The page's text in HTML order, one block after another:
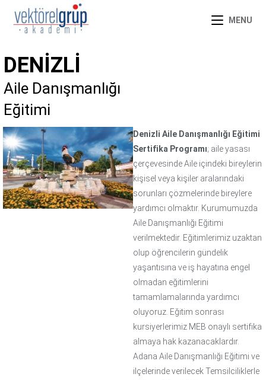
MENU
DENIZLI
Aile Danışmanlığı
Eğitimi
Denizli Aile Danışmanlığı Eğitimi
Sertifika Programı; aile yasası
çerçevesinde Aile içindeki bireylerin
kişisel veya kişiler aralarındaki
sorunları çözmelerinde bireylere
yardımcı olmaktır. Kurumumuzda
Aile Danışmanlığı Eğitimi
verilmektedir. Eğitimlerimiz uzaktan
olup öğrencilerin gündelik
yaşantısına ve iş hayatına engel
olmadan eğitimlerini
tamamlamalarında yardımcı
oluyoruz. Eğitim sonrası
kursiyerlerimiz MEB onaylı sertifika
almaya hak kazanacaklardır.
Adana Aile Danışmanlığı Eğitimi ve
ilçelerinde verilecek Temsilciliklerle